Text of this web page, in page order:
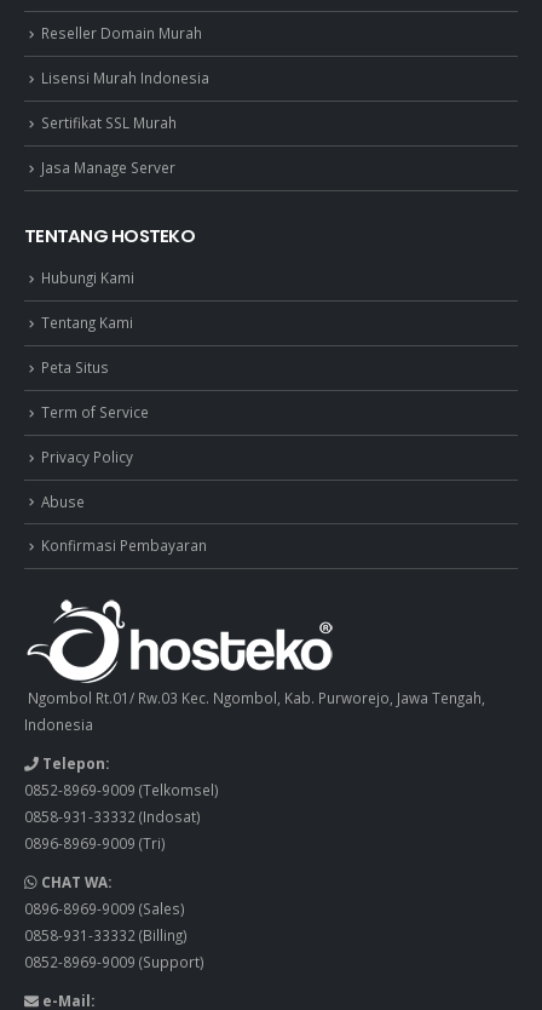
Reseller Domain Murah
Lisensi Murah Indonesia
Sertifikat SSL Murah
Jasa Manage Server
TENTANG HOSTEKO
Hubungi Kami
Tentang Kami
Peta Situs
Term of Service
Privacy Policy
Abuse
Konfirmasi Pembayaran
Ngombol Rt.01/ Rw.03 Kec. Ngombol, Kab. Purworejo, Jawa Tengah,
Indonesia
Telepon:
0852-8969-9009 (Telkomsel)
0858-931-33332 (Indosat)
0896-8969-9009 (Tri)
CHAT WA:
0896-8969-9009 (Sales)
0858-931-33332 (Billing)
0852-8969-9009 (Support)
e-Mail: